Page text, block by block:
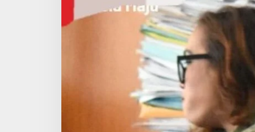
t
i
f
H
d
i
r
i
R
D
P